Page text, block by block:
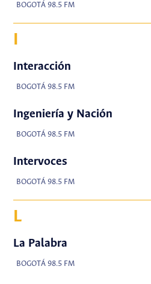
BOGOTÁ 98.5 FM
I
Interacción
BOGOTÁ 98.5 FM
Ingeniería y Nación
BOGOTÁ 98.5 FM
Intervoces
BOGOTÁ 98.5 FM
L
La Palabra
BOGOTÁ 98.5 FM